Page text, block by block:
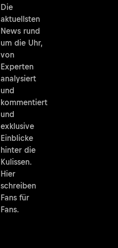
Die
aktuellsten
News rund
um die Uhr,
von
Experten
analysiert
und
kommentiert
und
exklusive
Einblicke
hinter die
Kulissen.
Hier
schreiben
Fans für
Fans.